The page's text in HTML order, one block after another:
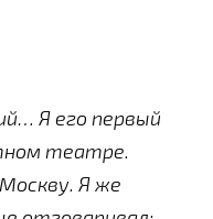
Я его первый
театре.
Я же